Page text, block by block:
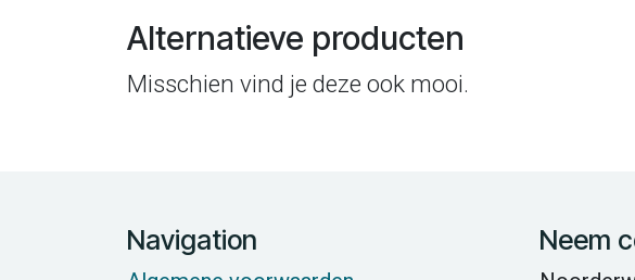
Alternatieve producten
Misschien vind je deze ook mooi.
Navigation Neem